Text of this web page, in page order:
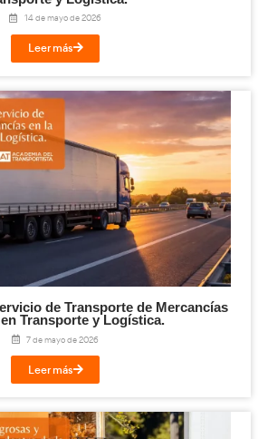
Durante el Transporte
Transporte y Logística.
27 de mayo de 2026
Leer más